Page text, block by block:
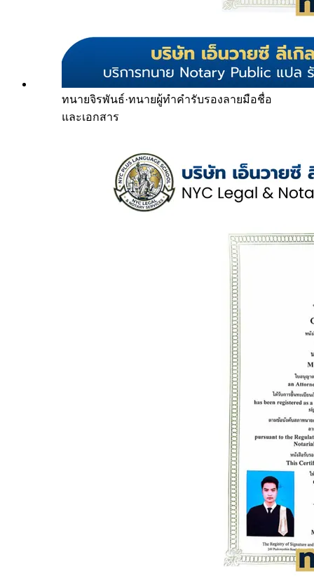
ทนายจิรพันธ์·ทนายผู้ทำคำรับรองลายมือชื่อ
และเอกสาร